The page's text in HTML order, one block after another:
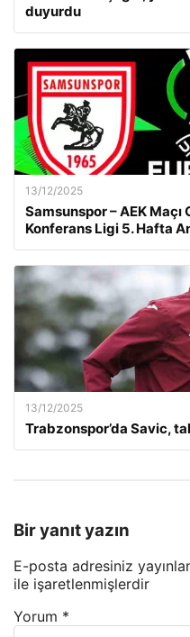
duyurdu
13/12/2025
Samsunspor – AEK Maçı
Konferans Ligi 5. Hafta
13/12/2025
Trabzonspor’da Savic,
Bir yanıt yazın
E-posta adresiniz
ile işaretlenmişlerdir
Yorum *